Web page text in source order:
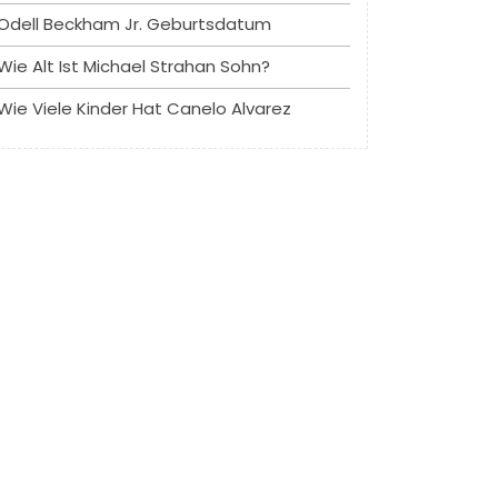
Beckham Jr. Geburtsdatum
Alt Ist Michael Strahan Sohn?
Viele Kinder Hat Canelo Alvarez